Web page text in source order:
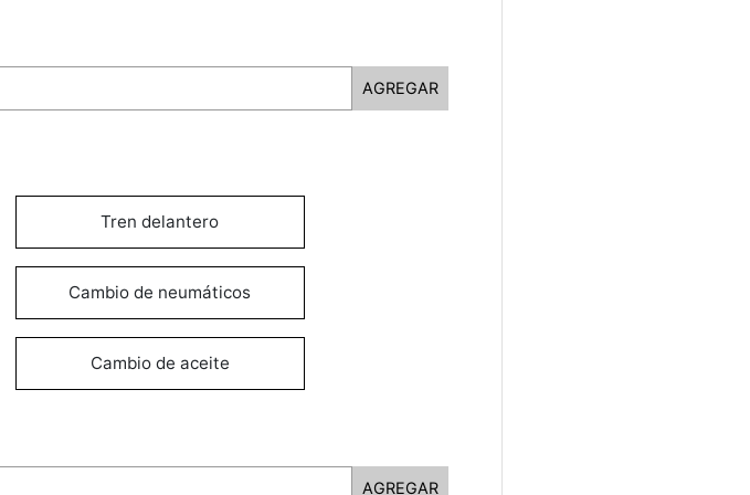
AGREGAR
Tren delantero
Cambio de neumáticos
Cambio de aceite
AGREGAR